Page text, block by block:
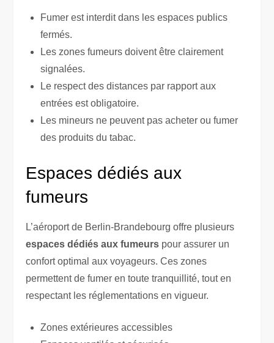
Fumer est interdit dans les espaces publics
fermés.
Les zones fumeurs doivent être clairement
signalées.
Le respect des distances par rapport aux
entrées est obligatoire.
Les mineurs ne peuvent pas acheter ou fumer
des produits du tabac.
Espaces dédiés aux
fumeurs
L’aéroport de Berlin-Brandebourg offre plusieurs
espaces dédiés aux fumeurs pour assurer un
confort optimal aux voyageurs. Ces zones
permettent de fumer en toute tranquillité, tout en
respectant les réglementations en vigueur.
Zones extérieures accessibles